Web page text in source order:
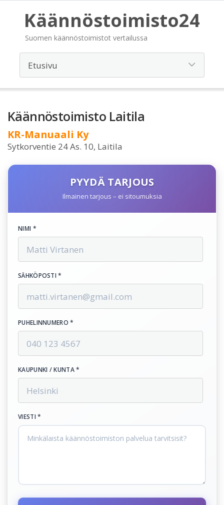
Käännöstoimisto24
Suomen käännöstoimistot vertailussa
Käännöstoimisto Laitila
KR-Manuaali Ky
Sytkorventie 24 As. 10, Laitila
PYYDÄ TARJOUS
Ilmainen tarjous – ei sitoumuksia
NIMI *
SÄHKÖPOSTI *
PUHELINNUMERO *
KAUPUNKI / KUNTA *
VIESTI *